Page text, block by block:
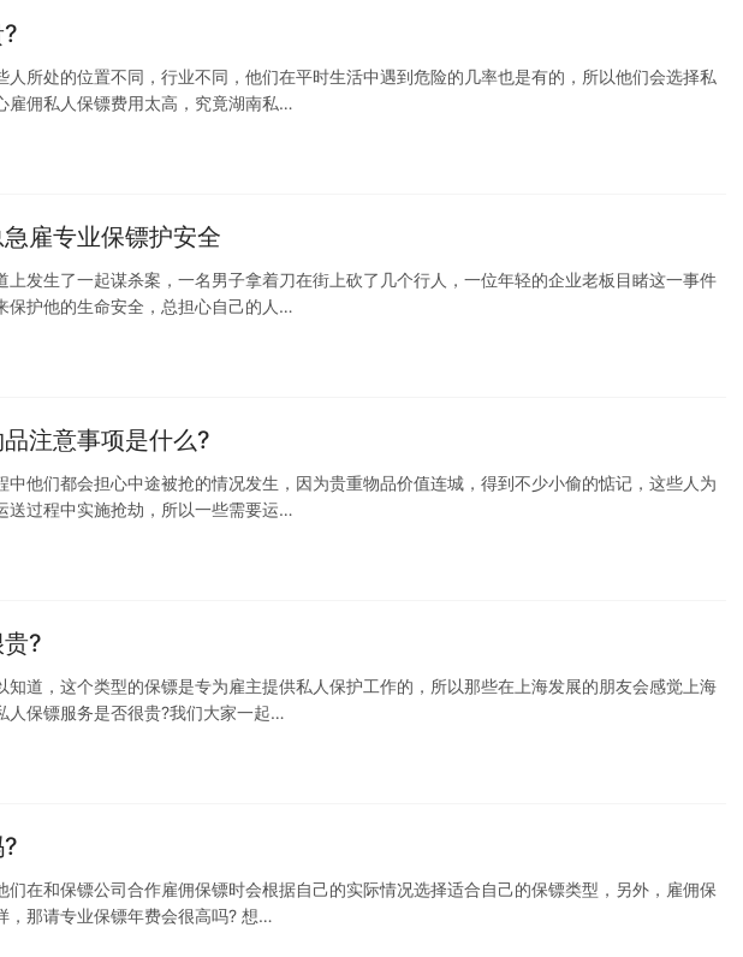
所处的位置不同，行业不同，他们在平时生活中遇到危险的几率也是有的，所以他们会选择私
雇佣私人保镖费用太高，究竟湖南私…
雇专业保镖护安全
上发生了一起谋杀案，一名男子拿着刀在街上砍了几个行人，一位年轻的企业老板目睹这一事件
保护他的生命安全，总担心自己的人…
注意事项是什么?
他们都会担心中途被抢的情况发生，因为贵重物品价值连城，得到不少小偷的惦记，这些人为
送过程中实施抢劫，所以一些需要运…
?
知道，这个类型的保镖是专为雇主提供私人保护工作的，所以那些在上海发展的朋友会感觉上海
人保镖服务是否很贵?我们大家一起…
们在和保镖公司合作雇佣保镖时会根据自己的实际情况选择适合自己的保镖类型，另外，雇佣保
，那请专业保镖年费会很高吗? 想…